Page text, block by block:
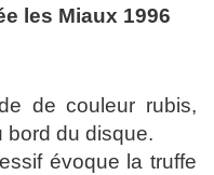
les Miaux 1996
de couleur rubis,
bord du disque.
évoque la truffe